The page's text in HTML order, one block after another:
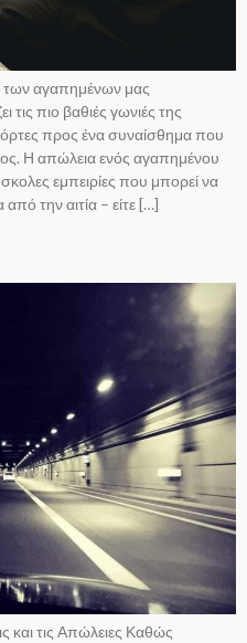
των αγαπημένων μας
πιο βαθιές γωνιές της
προς ένα συναίσθημα που
Η απώλεια ενός αγαπημένου
εμπειρίες που μπορεί να
την αιτία – είτε […]
και τις Απώλειες Καθώς